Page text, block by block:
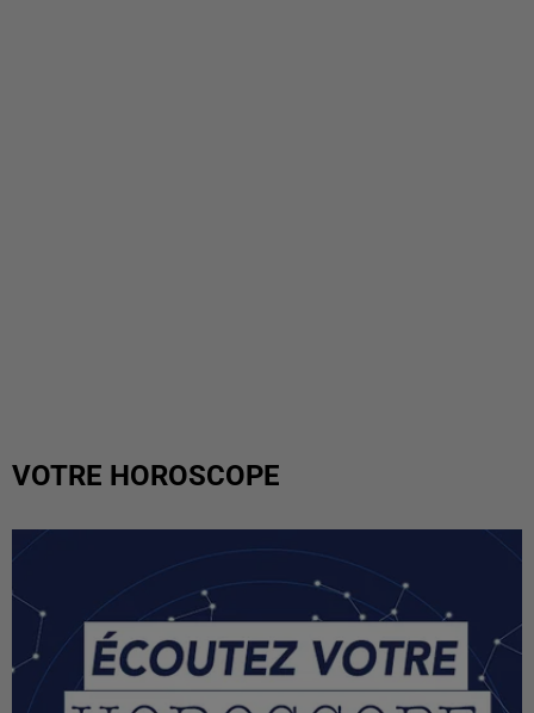
VOTRE HOROSCOPE